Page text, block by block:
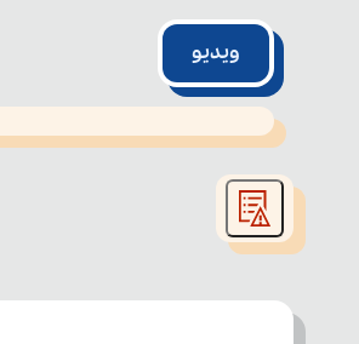
ویدیو
This
is
window.